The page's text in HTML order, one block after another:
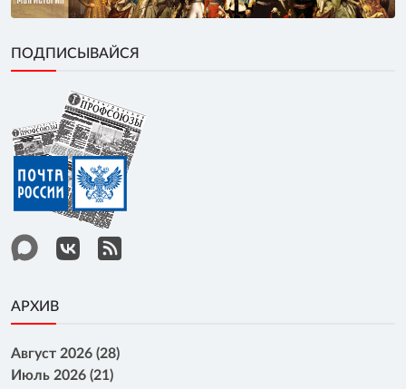
ПОДПИСЫВАЙСЯ
АРХИВ
Август 2026 (28)
Июль 2026 (21)